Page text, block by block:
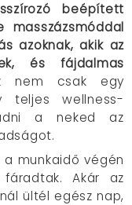
beépített
azoknak, akik az
és fájdalmas
nem csak egy
teljes wellness-
a neked az
a munkaidő végén
Akár az
ültél egész nap,